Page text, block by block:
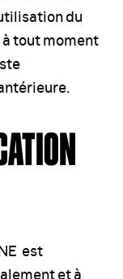
du
tout moment
est
et à